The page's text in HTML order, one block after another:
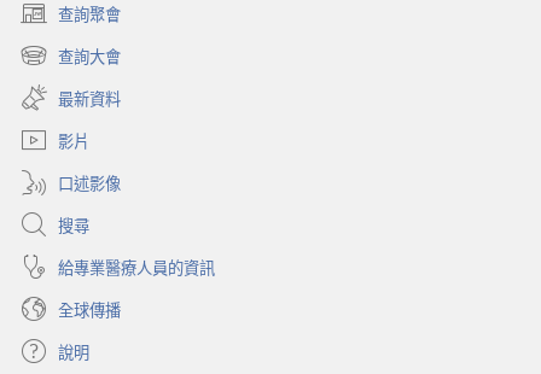
查詢聚會
（開
啟
新
視
窗）
查詢大會
（開
啟
新
視
最新資料
影片
口述影像
搜尋
給專業醫療人員的資訊
全球傳播
說明